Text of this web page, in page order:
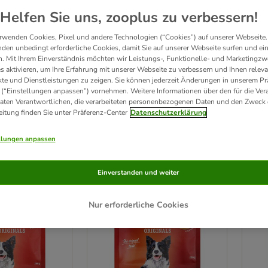
sinnvolle Ergänzung zum normalen Hundefutter. Sie könnenKausnacks ,
Hundeknochen bis hin zum Hundekuchen: Hundesnacks schmecken immer.
delete: Produkte mit Extra-Rabatt delete zooplus Originals
been changed
Helfen Sie uns, zooplus zu verbessern!
Cookies, Pixel und andere Technologien (“Cookies”) auf unserer
unbedingt erforderliche Cookies, damit Sie auf unserer Webseite surfen und
Mit Ihrem Einverständnis möchten wir Leistungs-, Funktionelle- und
aktivieren, um Ihre Erfahrung mit unserer Webseite zu verbessern und Ihnen
und Dienstleistungen zu zeigen. Sie können jederzeit Änderungen in unserem
anpassen”) vornehmen. Weitere Informationen über den für die
Verantwortlichen, die verarbeiteten personenbezogenen Daten und den Zweck
finden Sie unter Präferenz-Center Datenschutzerklärung
anpassen
Nur erforderliche Cookies
Einverstanden und weiter